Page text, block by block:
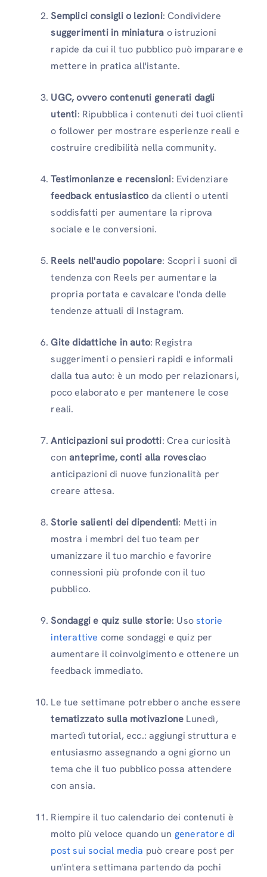
Semplici consigli o lezioni: Condividere
suggerimenti in miniatura o istruzioni
rapide da cui il tuo pubblico può imparare e
mettere in pratica all'istante.
UGC, ovvero contenuti generati dagli
utenti: Ripubblica i contenuti dei tuoi clienti
o follower per mostrare esperienze reali e
costruire credibilità nella community.
Testimonianze e recensioni: Evidenziare
feedback entusiastico da clienti o utenti
soddisfatti per aumentare la riprova
sociale e le conversioni.
Reels nell'audio popolare: Scopri i suoni di
tendenza con Reels per aumentare la
propria portata e cavalcare l'onda delle
tendenze attuali di Instagram.
Gite didattiche in auto: Registra
suggerimenti o pensieri rapidi e informali
dalla tua auto: è un modo per relazionarsi,
poco elaborato e per mantenere le cose
reali.
Anticipazioni sui prodotti: Crea curiosità
conanteprime, conti alla rovesciao
anticipazioni di nuove funzionalità per
creare attesa.
Storie salienti dei dipendenti: Metti in
mostra i membri del tuo team per
umanizzare il tuo marchio e favorire
connessioni più profonde con il tuo
pubblico.
Sondaggi e quiz sulle storie: Usostorie
interattive come sondaggi e quiz per
aumentare il coinvolgimento e ottenere un
feedback immediato.
Le tue settimane potrebbero anche essere
tematizzato sulla motivazione Lunedì,
martedì tutorial, ecc.: aggiungi struttura e
entusiasmo assegnando a ogni giorno un
tema che il tuo pubblico possa attendere
con ansia.
Riempire il tuo calendario dei contenuti è
molto più veloce quando un generatore di
post sui social media può creare post per
un'intera settimana partendo da pochi